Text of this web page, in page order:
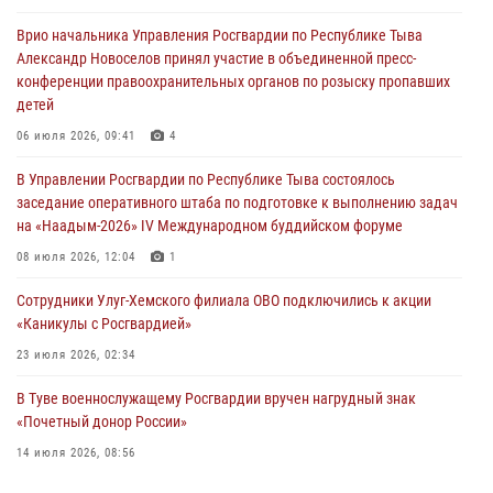
29 июля 2026, 08:37
В Туве офицер Росгвардии подвела итоги юбилейного личного
забега
28 июля 2026, 07:48
Росгвардеец стал бронзовым призером Чемпионата Тувы по
национальной игре - стрельбе из традиционного лука
Врио начальника Управления Росгвардии по Республике Тыва
Александр Новоселов принял участие в объединенной пресс-
конференции правоохранительных органов по розыску пропавших
детей
06 июля 2026, 09:41 4
В Управлении Росгвардии по Республике Тыва состоялось
заседание оперативного штаба по подготовке к выполнению задач
на «Наадым-2026» IV Международном буддийском форуме
08 июля 2026, 12:04 1
Сотрудники Улуг-Хемского филиала ОВО подключились к акции
«Каникулы с Росгвардией»
23 июля 2026, 02:34
В Туве военнослужащему Росгвардии вручен нагрудный знак
«Почетный донор России»
14 июля 2026, 08:56